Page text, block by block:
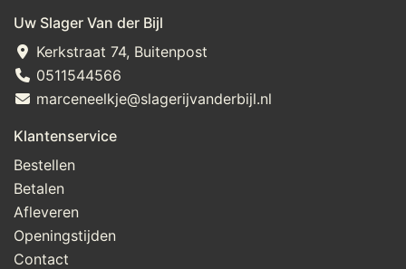
Uw Slager Van der Bijl
Kerkstraat 74, Buitenpost
0511544566
marceneelkje@slagerijvanderbijl.nl
Klantenservice
Bestellen
Betalen
Afleveren
Openingstijden
Contact